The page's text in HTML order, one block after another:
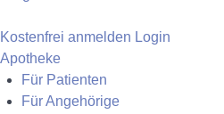
Kostenfrei anmelden Login
Apotheke
Für Patienten
Für Angehörige